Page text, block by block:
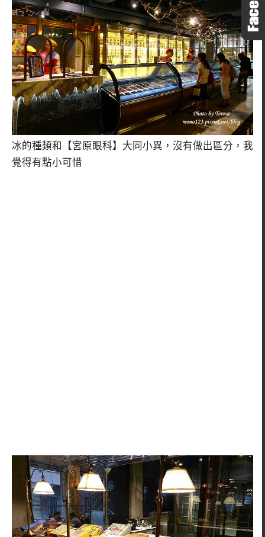
冰的種類和【宮原眼科】大同小異，沒有做出區分，我
覺得有點小可惜